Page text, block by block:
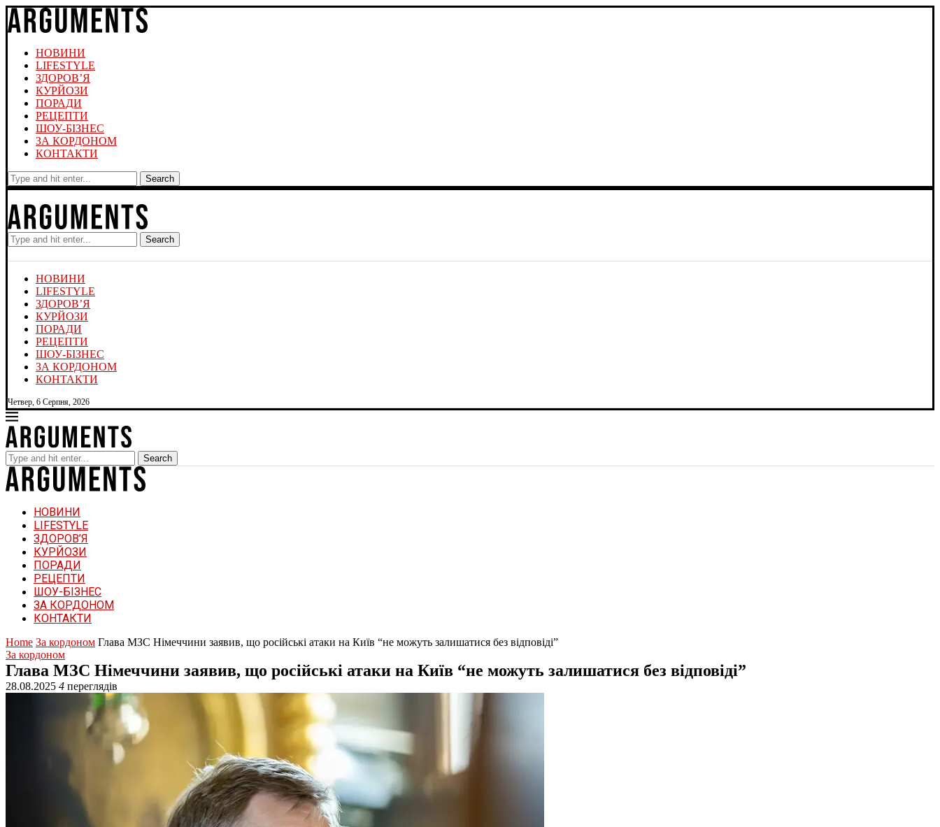
НОВИНИ
LIFESTYLE
ЗДОРОВ’Я
КУРЙОЗИ
ПОРАДИ
РЕЦЕПТИ
ШОУ-БІЗНЕС
ЗА КОРДОНОМ
КОНТАКТИ
Search
Search
НОВИНИ
LIFESTYLE
ЗДОРОВ’Я
КУРЙОЗИ
ПОРАДИ
РЕЦЕПТИ
ШОУ-БІЗНЕС
ЗА КОРДОНОМ
КОНТАКТИ
Четвер, 6 Серпня, 2026
Search
НОВИНИ
LIFESTYLE
ЗДОРОВ’Я
КУРЙОЗИ
ПОРАДИ
РЕЦЕПТИ
ШОУ-БІЗНЕС
ЗА КОРДОНОМ
КОНТАКТИ
Home За кордоном Глава МЗС Німеччини заявив, що російські атаки на Київ “не можуть залишатися без відповіді”
За кордоном
Глава МЗС Німеччини заявив, що російські атаки на Київ “не можуть залишатися без відповіді”
28.08.2025 4 переглядів